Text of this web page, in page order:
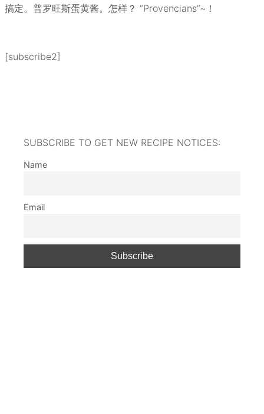
搞定。普罗旺斯蛋黄酱。怎样？ “Provencians”~！
[subscribe2]
SUBSCRIBE TO GET NEW RECIPE NOTICES:
Name
Email